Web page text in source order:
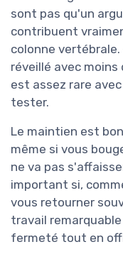
sont pas qu'un
contribuent
colonne
réveillé avec moins
est assez rare
tester.
Le maintien est
même si vous
ne va pas
important si,
vous retourner
travail
fermeté tout en